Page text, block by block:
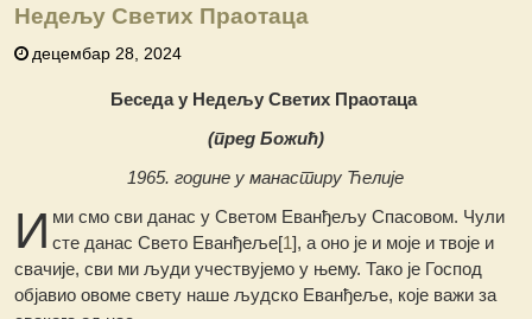
Недељу Светих Праотаца
децембар 28, 2024
Беседа у Недељу Светих Праотаца
(пред Божић)
1965. године у манастиру Ћелије
И ми смо сви данас у Светом Еванђељу Спасовом. Чули
сте данас Свето Еванђеље[1], а оно је и моје и твоје и
свачије, сви ми људи учествујемо у њему. Тако је Господ
објавио овоме свету наше људско Еванђеље, које важи за